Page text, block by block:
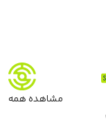
مشاهده همه